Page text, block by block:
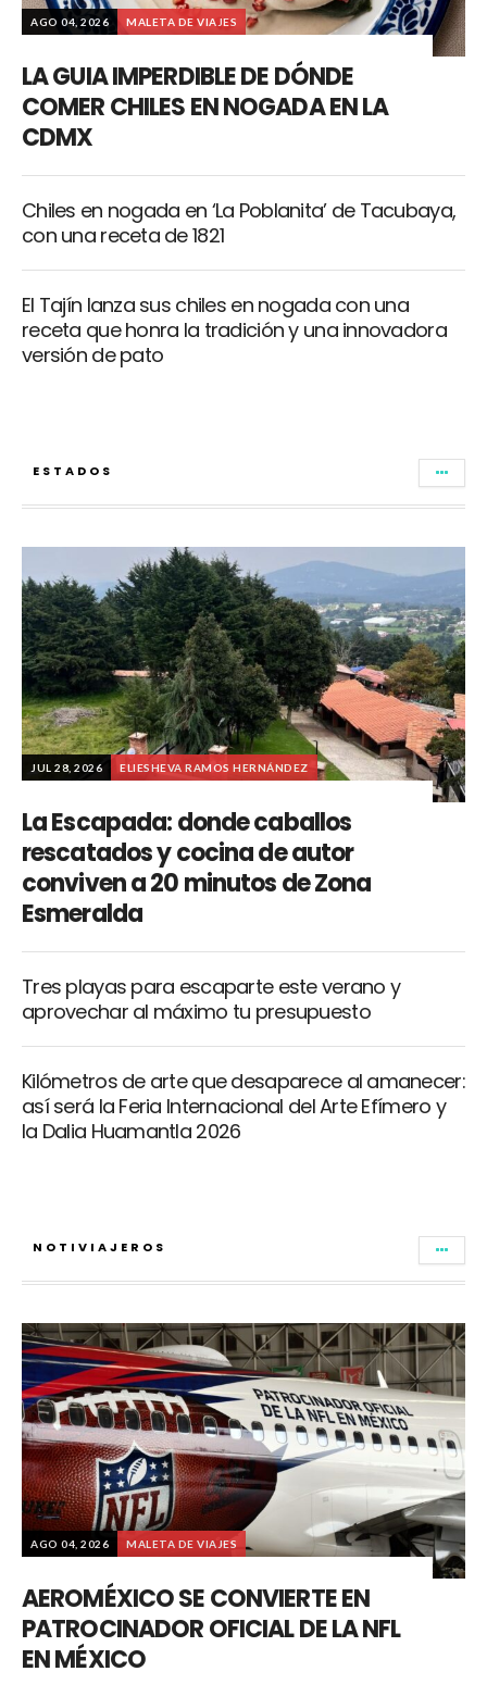
AGO 04, 2026 MALETA DE VIAJES
LA GUIA IMPERDIBLE DE DÓNDE
COMER CHILES EN NOGADA EN LA
CDMX
Chiles en nogada en ‘La Poblanita’ de Tacubaya,
con una receta de 1821
El Tajín lanza sus chiles en nogada con una
receta que honra la tradición y una innovadora
versión de pato
ESTADOS
JUL 28, 2026 ELIESHEVA RAMOS HERNÁNDEZ
La Escapada: donde caballos
rescatados y cocina de autor
conviven a 20 minutos de Zona
Esmeralda
Tres playas para escaparte este verano y
aprovechar al máximo tu presupuesto
Kilómetros de arte que desaparece al amanecer:
así será la Feria Internacional del Arte Efímero y
la Dalia Huamantla 2026
NOTIVIAJEROS
AGO 04, 2026 MALETA DE VIAJES
AEROMÉXICO SE CONVIERTE EN
PATROCINADOR OFICIAL DE LA NFL
EN MÉXICO